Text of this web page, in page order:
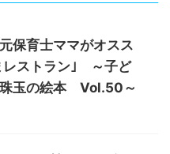
保育士ママがオスス
レストラン｣ ～子ど
珠玉の絵本 Vol.50～